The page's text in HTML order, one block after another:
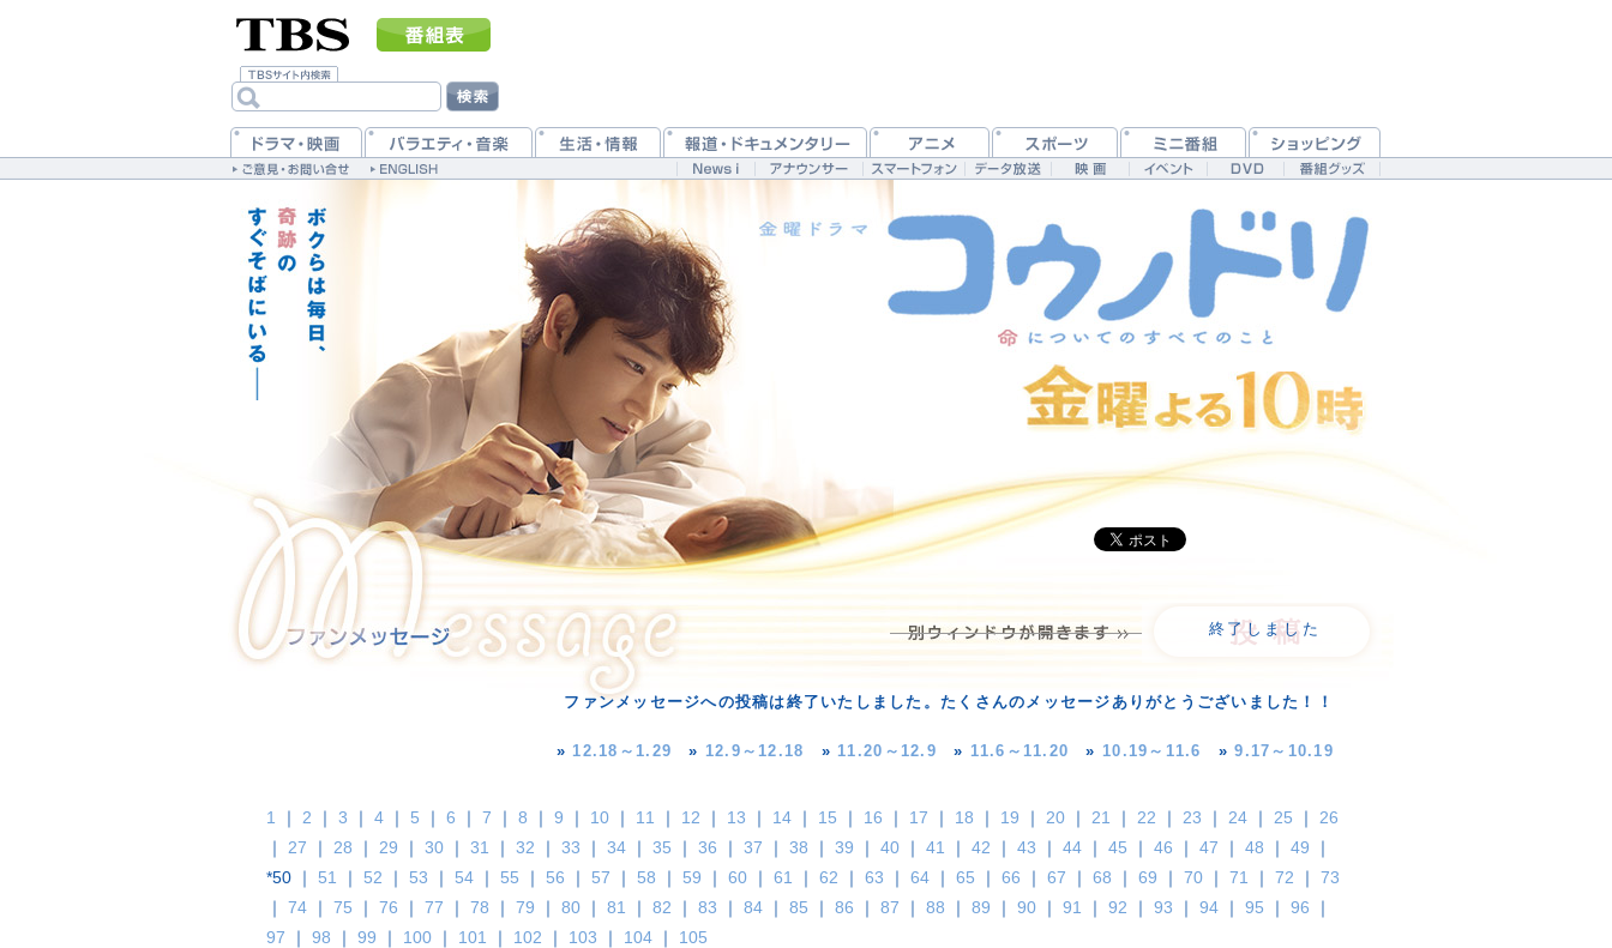
終了しました
ファンメッセージへの投稿は終了いたしました。たくさんのメッセージありがとうございました！！
»12.18～1.29 » 12.9～12.18 »11.20～12.9 » 11.6～11.20 » 10.19～11.6 »9.17～10.19
1 ｜ 2 ｜ 3 ｜ 4 ｜ 5 ｜ 6 ｜ 7 ｜ 8 ｜ 9 ｜ 10 ｜ 11 ｜ 12 ｜ 13 ｜ 14 ｜ 15 ｜ 16 ｜ 17 ｜ 18 ｜ 19 ｜ 20 ｜ 21 ｜ 22 ｜ 23 ｜ 24 ｜ 25 ｜ 26
｜ 27 ｜ 28 ｜ 29 ｜ 30 ｜ 31 ｜ 32 ｜ 33 ｜ 34 ｜ 35 ｜ 36 ｜ 37 ｜ 38 ｜ 39 ｜ 40 ｜ 41 ｜ 42 ｜ 43 ｜ 44 ｜ 45 ｜ 46 ｜ 47 ｜ 48 ｜ 49 ｜
*50 ｜ 51 ｜ 52 ｜ 53 ｜ 54 ｜ 55 ｜ 56 ｜ 57 ｜ 58 ｜ 59 ｜ 60 ｜ 61 ｜ 62 ｜ 63 ｜ 64 ｜ 65 ｜ 66 ｜ 67 ｜ 68 ｜ 69 ｜ 70 ｜ 71 ｜ 72 ｜ 73
｜ 74 ｜ 75 ｜ 76 ｜ 77 ｜ 78 ｜ 79 ｜ 80 ｜ 81 ｜ 82 ｜ 83 ｜ 84 ｜ 85 ｜ 86 ｜ 87 ｜ 88 ｜ 89 ｜ 90 ｜ 91 ｜ 92 ｜ 93 ｜ 94 ｜ 95 ｜ 96 ｜
97 ｜ 98 ｜ 99 ｜ 100 ｜ 101 ｜ 102 ｜ 103 ｜ 104 ｜ 105